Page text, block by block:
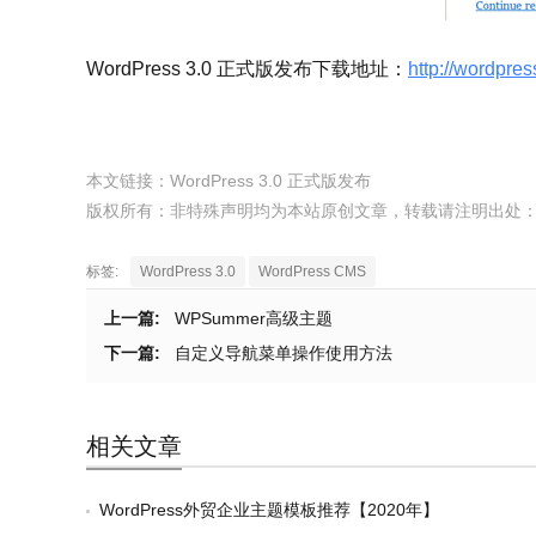
WordPress 3.0 正式版发布下载地址： http://
本文链接： WordPress 3.0 正式版发布
版权所有：非特殊声明均为本站原创文章，转载请注明出处
标签: WordPress 3.0 WordPress CMS
上一篇:
WPSummer高级主题
下一篇:
自定义导航菜单操作使用方法
相关文章
WordPress外贸企业主题模板推荐【2020年】